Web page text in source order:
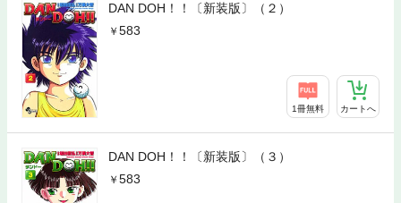
DAN DOH！！〔新装版〕（２）
583
1冊無料 カートへ
DAN DOH！！〔新装版〕（３）
583